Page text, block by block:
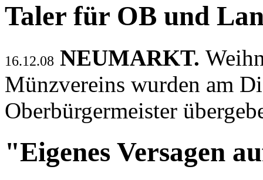
Taler für OB und
16.12.08 NEUMARKT.
Münzvereins wurden am
Oberbürgermeister
"Eigenes Versagen